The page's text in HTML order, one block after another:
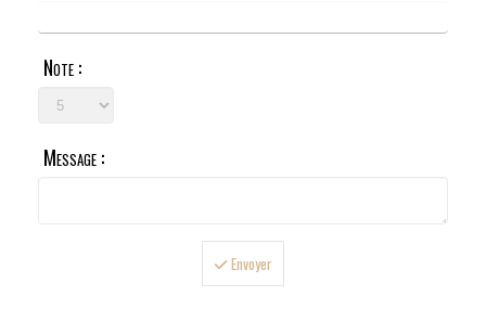
Note :
Message :
Envoyer